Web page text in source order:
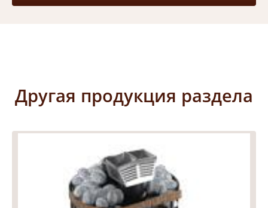
Другая продукция раздела